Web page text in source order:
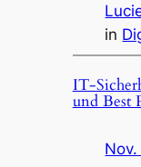
in
IT-
und Best